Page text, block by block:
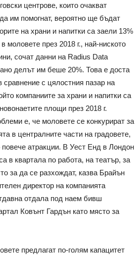
центрове, които очакват
им помогнат, вероятно ще бъдат
на храни и напитки са заели 13%
моловете през 2018 г., най-ниското
сочат данни на Radius Data
делът им беше 20%. Това е доста
сравнение с цялостния пазар на
компаниите за храни и напитки са
площи през 2018 г.
е, че моловете се конкурират за
в централните части на градовете,
повече атракции. В Уест Енд в Лондон
в квартала по работа, на театър, за
за да се разхождат, казва Брайън
директор на компанията
отдала под наем бивш
Ковънт Гардън като място за
предлагат по-голям капацитет